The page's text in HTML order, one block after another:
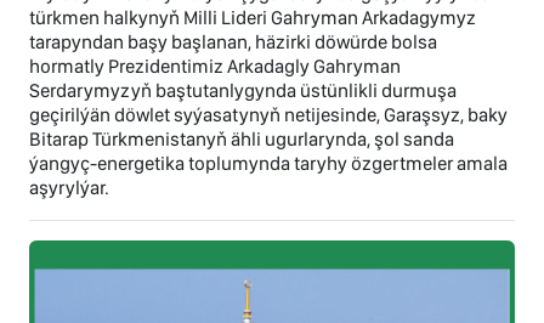
türkmen halkynyň Milli Lideri Gahryman Arkadagymyz
tarapyndan başy başlanan, häzirki döwürde bolsa
hormatly Prezidentimiz Arkadagly Gahryman
Serdarymyzyň baştutanlygynda üstünlikli durmuşa
geçirilýän döwlet syýasatynyň netijesinde, Garaşsyz, baky
Bitarap Türkmenistanyň ähli ugurlarynda, şol sanda
ýangyç-energetika toplumynda taryhy özgertmeler amala
aşyrylýar.